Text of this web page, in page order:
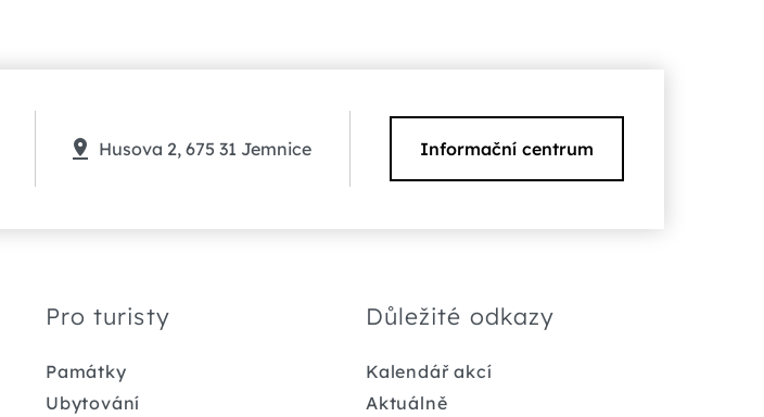
Husova 2, 675 31 Jemnice Informační centrum
Pro turisty
Památky
Ubytování
Důležité odkazy
Kalendář akcí
Aktuálně